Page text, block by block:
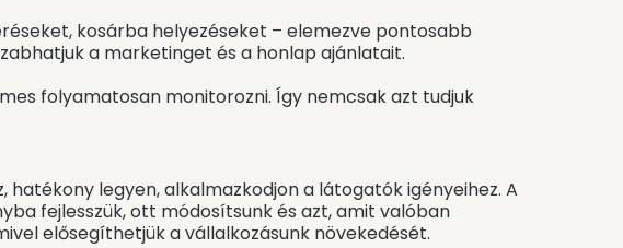
kosárba helyezéseket – elemezve pontosabb
a marketinget és a honlap ajánlatait.
folyamatosan monitorozni. Így nemcsak azt tudjuk
legyen, alkalmazkodjon a látogatók igényeihez. A
fejlesszük, ott módosítsunk és azt, amit valóban
elősegíthetjük a vállalkozásunk növekedését.